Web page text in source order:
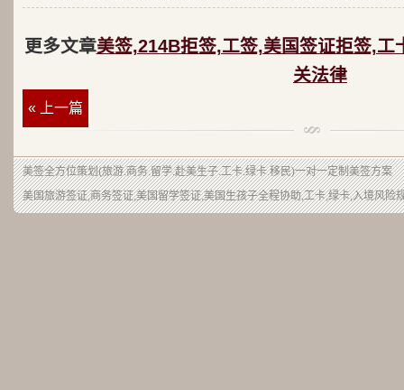
更多文章美签,214B拒签,工签,美国签证拒签,工
关法律
« 上一篇
美签全方位策划(旅游.商务.留学.赴美生子.工卡.绿卡.移民)一对一定制美签方案
美国旅游签证,商务签证,美国留学签证,美国生孩子全程协助,工卡,绿卡,入境风险